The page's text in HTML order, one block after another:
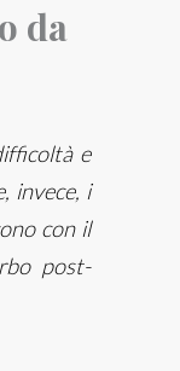
da
e
invece, i
con il
post-